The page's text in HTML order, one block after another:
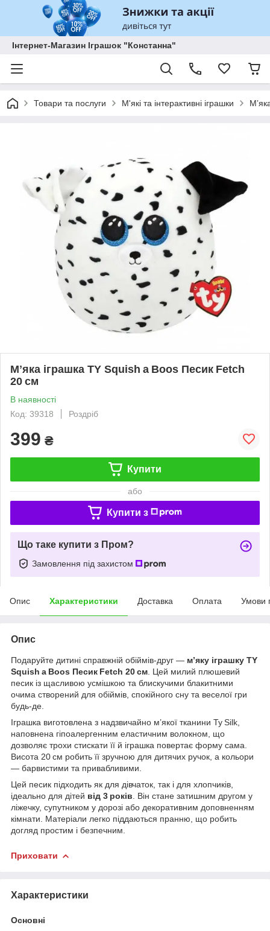
Інтернет-Магазин Іграшок "Констанна"
Товари та послуги М'які та інтерактивні іграшки
Мʼяка іграшка TY Squish a Boos Песик Fetch
20 см
В наявності
Код: 39318
Роздріб
399 ₴
Купити
або
Купити з
Що таке купити з Пром?
Замовлення під захистом
Опис Характеристики Доставка Оплата Умови
Опис
Подаруйте дитині справжній обіймів‑друг — мʼяку іграшку TY
Squish a Boos Песик Fetch 20 см . Цей милий плюшевий
песик із щасливою усмішкою та блискучими блакитними
очима створений для обіймів, спокійного сну та веселої гри
будь‑де.
Іграшка виготовлена з надзвичайно м’якої тканини Ty Silk,
наповнена гіпоалергенним еластичним волокном, що
дозволяє трохи стискати її й іграшка повертає форму сама.
Висота 20 см робить її зручною для дитячих ручок, а кольори
— барвистими та привабливими.
Цей песик підходить як для дівчаток, так і для хлопчиків,
ідеально для дітей від 3 років . Він стане затишним другом у
ліжечку, супутником у дорозі або декоративним доповненням
кімнати. Матеріали легко піддаються пранню, що робить
догляд простим і безпечним.
Приховати
Характеристики
Основні